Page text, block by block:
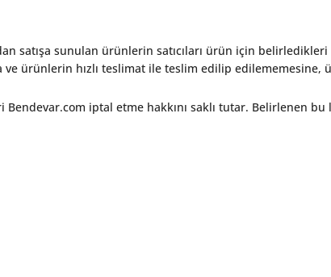
satışa sunulan ürünlerin satıcıları ürün için
ürünlerin hızlı teslimat ile teslim edilip
iptal etme hakkını saklı tutar. Belirlenen